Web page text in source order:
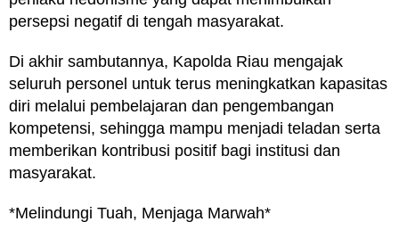
persepsi negatif di tengah masyarakat.
Di akhir sambutannya, Kapolda Riau mengajak
seluruh personel untuk terus meningkatkan kapasitas
diri melalui pembelajaran dan pengembangan
kompetensi, sehingga mampu menjadi teladan serta
memberikan kontribusi positif bagi institusi dan
masyarakat.
*Melindungi Tuah, Menjaga Marwah*